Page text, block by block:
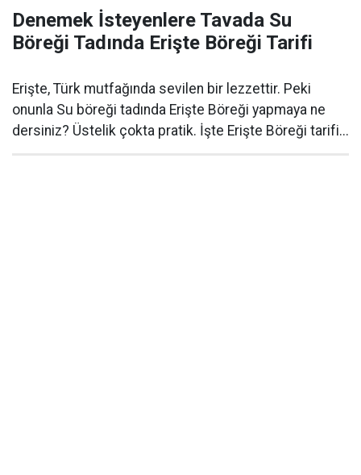
Denemek İsteyenlere Tavada Su
Böreği Tadında Erişte Böreği Tarifi
Erişte, Türk mutfağında sevilen bir lezzettir. Peki
onunla Su böreği tadında Erişte Böreği yapmaya ne
dersiniz? Üstelik çokta pratik. İşte Erişte Böreği tarifi...